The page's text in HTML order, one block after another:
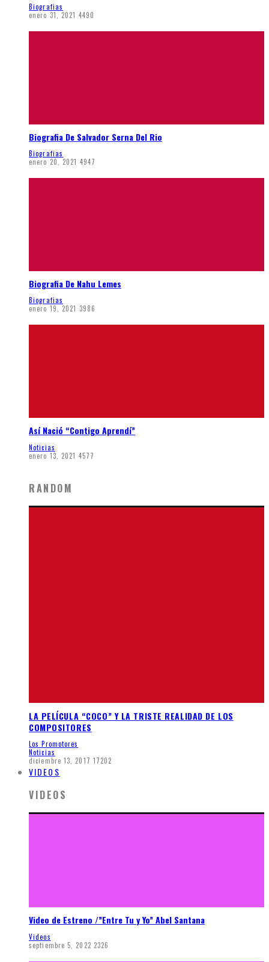
Biografias
enero 31, 2021 4490
Biografia De Salvador Serna Del Rio
Biografias
enero 20, 2021 4947
Biografia De Nahu Lemes
Biografias
enero 19, 2021 3986
Así Nació “Contigo Aprendí”
Noticias
enero 13, 2021 4577
RANDOM
LA PELÍCULA “COCO” Y LA TRISTE REALIDAD DE LOS
COMPOSITORES
Los Promotores
Noticias
diciembre 13, 2017 17202
VIDEOS
VIDEOS
Video de Estreno /”Entre Tu y Yo” Abel Santana
Videos
septiembre 5, 2022 2326